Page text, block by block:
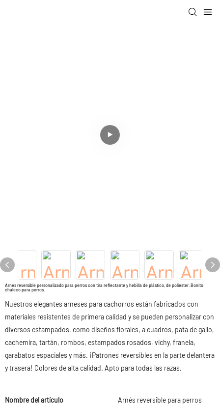
Arnés reversible personalizado para perros con tira reflectante y hebilla de plástico, de poliéster. Bonito
chaleco para perros.
Nuestros elegantes arneses para cachorros están fabricados con
materiales resistentes de primera calidad y se pueden personalizar con
diversos estampados, como diseños florales, a cuadros, pata de gallo,
cachemira, tartán, rombos, estampados rosados, vichy, franela,
garabatos espaciales y más. ¡Patrones reversibles en la parte delantera
y trasera! Colores de alta calidad. Apto para todas las razas.
Nombre del artículo Arnés reversible para perros